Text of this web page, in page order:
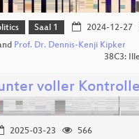
Saal 1 2024-12-27
Prof. Dr. Dennis-Kenji Kipker
38C3:
voller Kontrolle
2025-03-23
566